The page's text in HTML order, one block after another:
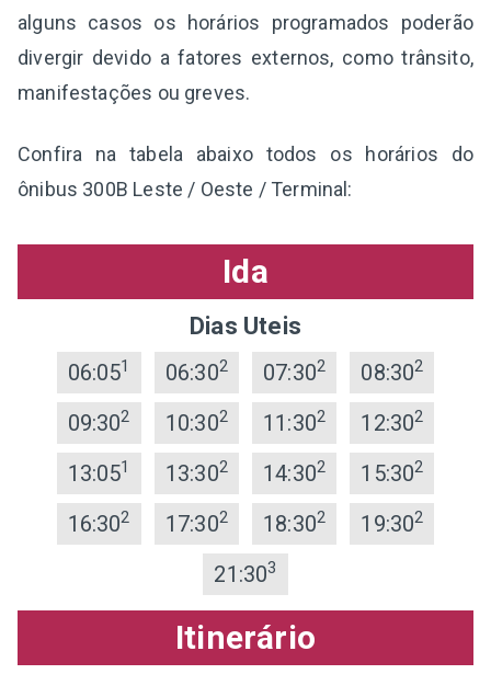
alguns casos os horários programados poderão
divergir devido a fatores externos, como trânsito,
manifestações ou greves.
Confira na tabela abaixo todos os horários do
ônibus 300B Leste / Oeste / Terminal:
Ida
Dias Uteis
06:051 06:302 07:302 08:302
09:302 10:302 11:302 12:302
13:051 13:302 14:302 15:302
16:302 17:302 18:302 19:302
21:303
Itinerário